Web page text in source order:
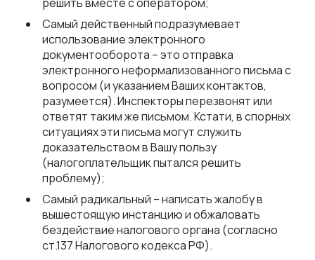
Самый действенный подразумевает
использование электронного
документооборота – это отправка
электронного неформализованного письма с
вопросом (и указанием Ваших контактов,
разумеется). Инспекторы перезвонят или
ответят таким же письмом. Кстати, в спорных
ситуациях эти письма могут служить
доказательством в Вашу пользу
(налогоплательщик пытался решить
проблему);
Самый радикальный – написать жалобу в
вышестоящую инстанцию и обжаловать
бездействие налогового органа (согласно
ст.137 Налогового кодекса РФ).